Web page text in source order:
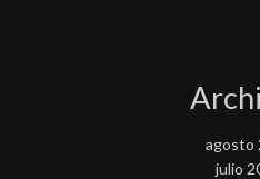
agosto
julio